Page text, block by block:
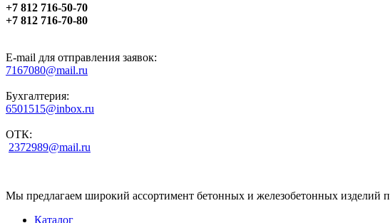
+7 812 716-50-70
+7 812 716-70-80
E-mail для отправления заявок:
7167080@mail.ru
Бухгалтерия:
6501515@inbox.ru
ОТК:
2372989@mail.ru
Мы предлагаем широкий ассортимент бетонных и железобетонных изделий
Каталог